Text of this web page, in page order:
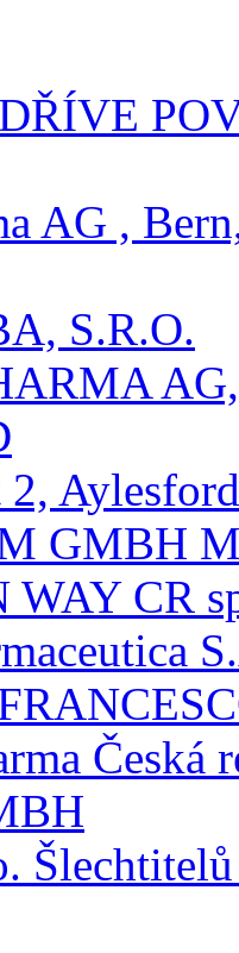
AG ,
S.R.O.
Aylesford
GMBH
CR
Česká